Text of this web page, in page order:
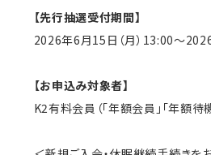
【先行抽選受付期間】
2026年6月15日（月）13:00～
【お申込み対象者】
K2有料会員（「年額会員」「年額待